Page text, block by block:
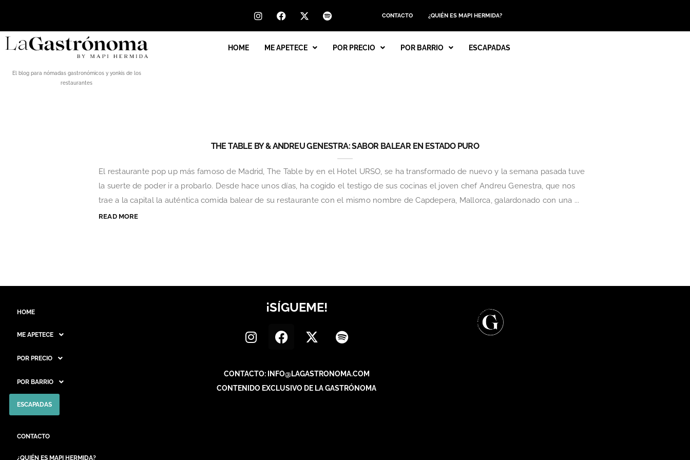
CONTACTO ¿QUIÉN ES MAPI HERMIDA?
El blog para nómadas gastronómicos y yonkis de los
restaurantes
HOME ME APETECE POR PRECIO POR BARRIO ESCAPADAS
THE TABLE BY & ANDREU GENESTRA: SABOR BALEAR EN ESTADO PURO
El restaurante pop up más famoso de Madrid, The Table by en el Hotel URSO, se ha transformado de nuevo y la semana pasada tuve
la suerte de poder ir a probarlo. Desde hace unos días, ha cogido el testigo de sus cocinas el joven chef Andreu Genestra, que nos
trae a la capital la auténtica comida balear de su restaurante con el mismo nombre de Capdepera, Mallorca, galardonado con una ...
READ MORE
HOME
ME APETECE
POR PRECIO
POR BARRIO
ESCAPADAS
CONTACTO
¿QUIÉN ES MAPI HERMIDA?
¡SÍGUEME!
CONTACTO: INFO@LAGASTRONOMA.COM
CONTENIDO EXCLUSIVO DE LA GASTRÓNOMA